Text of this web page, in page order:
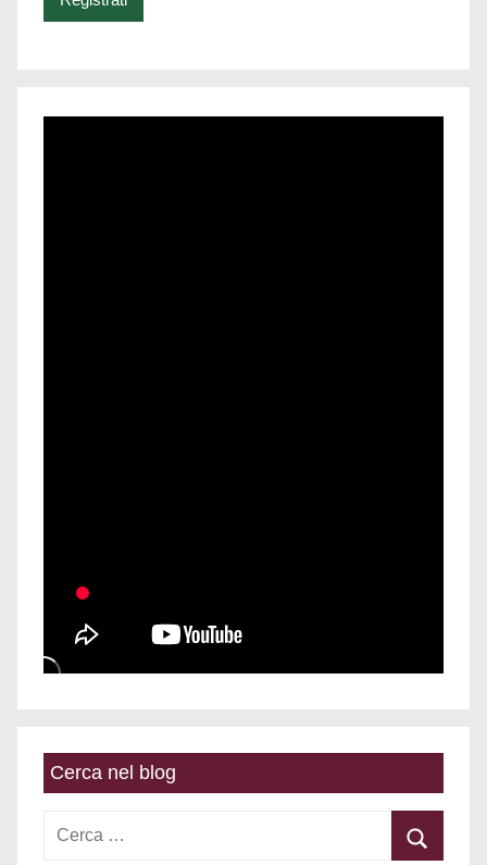
Cerca nel blog
Ricerca